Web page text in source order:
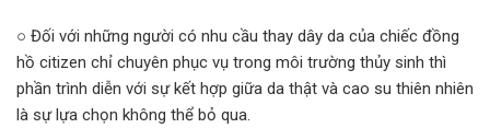
○ Đối với những người có nhu cầu thay dây da của chiếc đồng
hồ citizen chỉ chuyên phục vụ trong môi trường thủy sinh thì
phần trình diễn với sự kết hợp giữa da thật và cao su thiên nhiên
là sự lựa chọn không thể bỏ qua.